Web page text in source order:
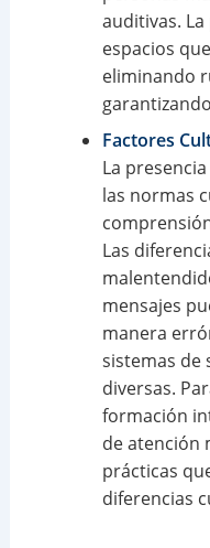
auditivas.
espacios
eliminando
Factores
La
las normas
Las
mensajes
manera
sistemas de
diversas.
formación
de atención
prácticas
diferencias